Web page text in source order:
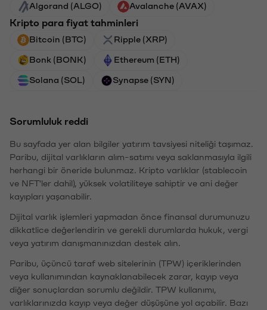
Algorand (ALGO) Avalanche (AVAX)
Kripto para fiyat tahminleri
Bitcoin (BTC) Ripple (XRP)
Bonk (BONK) Ethereum (ETH)
Solana (SOL) Synapse (SYN)
Sorumluluk reddi
Bu sayfada yer alan bilgiler yatırım tavsiyesi niteliği taşımaz.
Paribu, dijital varlıkların alım-satımı veya saklanmasıyla ilgili
herhangi bir öneride bulunmaz. Kripto varlıklar (stablecoin
ve NFT'ler dahil), yüksek volatiliteye sahiptir ve ani değer
kayıpları yaşanabilir.
Dijital varlık işlemleri yapmadan önce finansal durumunuzu
dikkatlice değerlendirin ve gerekli durumlarda hukuk, vergi
veya yatırım danışmanınızdan destek alın.
Paribu, üçüncü taraf web sitelerinin (TPW) içeriklerinden
veya kullanımından kaynaklanabilecek zarar, kayıp veya
diğer sonuçlardan sorumlu değildir. TPW kullanımı,
varlıklarınızda kayıp veya değer düşüşüne yol açabilir. Bazı